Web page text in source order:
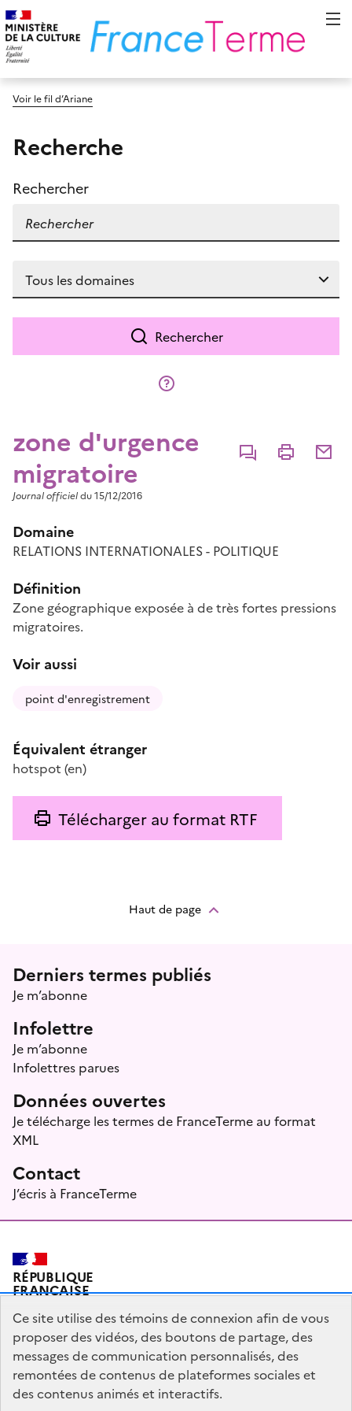
Voir le fil d’Ariane
Recherche
Rechercher
Rechercher
zone d'urgence
migratoire
CommenterImprimer
Journal officieldu 15/12/2016
Domaine
RELATIONS INTERNATIONALES - POLITIQUE
Définition
Zone géographique exposée à de très fortes pressions
migratoires.
Voir aussi
point d'enregistrement
Équivalent étranger
hotspot (en)
Télécharger au format RTF
Haut de page
Menu prefooter
Derniers termes publiés
Je m’abonne
Infolettre
Je m’abonne
Infolettres parues
Données ouvertes
Je télécharge les termes de FranceTerme au format
XML
Contact
J’écris à FranceTerme
RÉPUBLIQUE
FRANÇAISE
Plan du site Mentions légales Qui sommes-nous ?
Partagez votre expérience pour améliorer les services
Ce site utilise des témoins de connexion afin de vous
proposer des vidéos, des boutons de partage, des
messages de communication personnalisés, des
remontées de contenus de plateformes sociales et
des contenus animés et interactifs.